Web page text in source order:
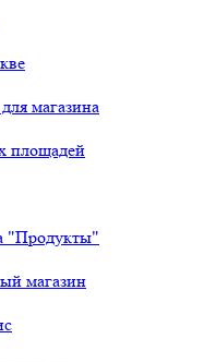
магазина
площадей
"Продукты"
магазин